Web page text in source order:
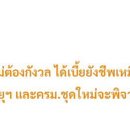
องกังวล ได้เบี้ยยังชีพเ
ฯ และครม.ชุดใหม่จะพิ